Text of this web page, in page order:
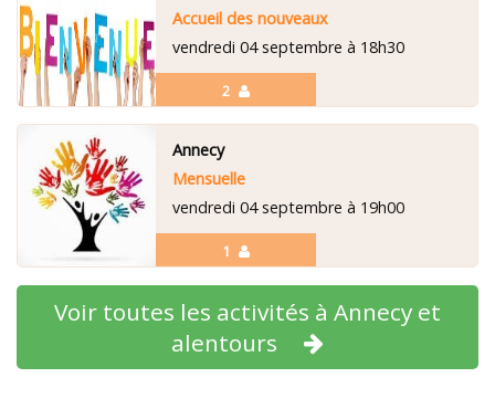
2
Accueil des nouveaux
vendredi 04 septembre à 18h30
1
Annecy
Mensuelle
vendredi 04 septembre à 19h00
Voir toutes les activités à Annecy et
alentours